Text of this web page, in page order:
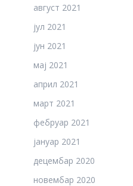
август 2021
јул 2021
јун 2021
мај 2021
април 2021
март 2021
фебруар 2021
јануар 2021
децембар 2020
новембар 2020